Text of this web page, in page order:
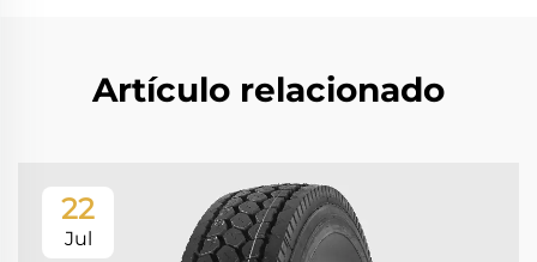
Artículo relacionado
22
Jul